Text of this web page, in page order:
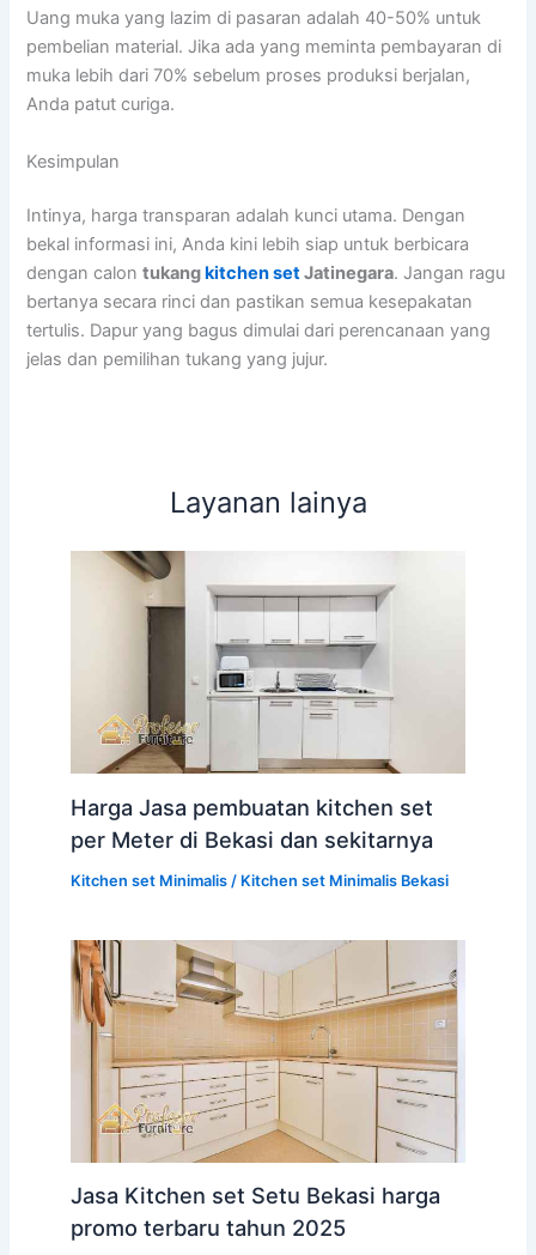
Uang muka yang lazim di pasaran adalah 40-50% untuk
pembelian material. Jika ada yang meminta pembayaran di
muka lebih dari 70% sebelum proses produksi berjalan,
Anda patut curiga.
Kesimpulan
Intinya, harga transparan adalah kunci utama. Dengan
bekal informasi ini, Anda kini lebih siap untuk berbicara
dengan calontukang kitchen setJatinegara. Jangan ragu
bertanya secara rinci dan pastikan semua kesepakatan
tertulis. Dapur yang bagus dimulai dari perencanaan yang
jelas dan pemilihan tukang yang jujur.
Layanan lainya
Harga Jasa pembuatan kitchen set
per Meter di Bekasi dan sekitarnya
Kitchen set Minimalis/ Kitchen set Minimalis Bekasi
Jasa Kitchen set Setu Bekasi harga
promo terbaru tahun 2025